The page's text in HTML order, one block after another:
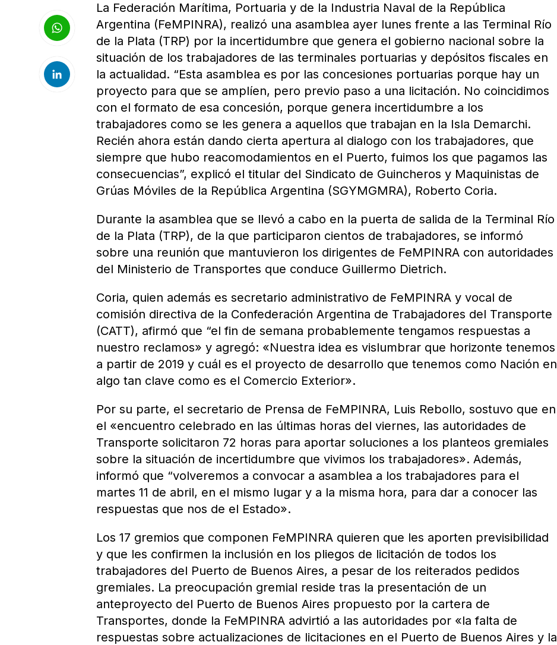
La Federación Marítima, Portuaria y de la Industria Naval de la República
Argentina (FeMPINRA), realizó una asamblea ayer lunes frente a las Terminal Río
de la Plata (TRP) por la incertidumbre que genera el gobierno nacional sobre la
situación de los trabajadores de las terminales portuarias y depósitos fiscales en
la actualidad. “Esta asamblea es por las concesiones portuarias porque hay un
proyecto para que se amplíen, pero previo paso a una licitación. No coincidimos
con el formato de esa concesión, porque genera incertidumbre a los
trabajadores como se les genera a aquellos que trabajan en la Isla Demarchi.
Recién ahora están dando cierta apertura al dialogo con los trabajadores, que
siempre que hubo reacomodamientos en el Puerto, fuimos los que pagamos las
consecuencias”, explicó el titular del Sindicato de Guincheros y Maquinistas de
Grúas Móviles de la República Argentina (SGYMGMRA), Roberto Coria.
Durante la asamblea que se llevó a cabo en la puerta de salida de la Terminal Río
de la Plata (TRP), de la que participaron cientos de trabajadores, se informó
sobre una reunión que mantuvieron los dirigentes de FeMPINRA con autoridades
del Ministerio de Transportes que conduce Guillermo Dietrich.
Coria, quien además es secretario administrativo de FeMPINRA y vocal de
comisión directiva de la Confederación Argentina de Trabajadores del Transporte
(CATT), afirmó que “el fin de semana probablemente tengamos respuestas a
nuestro reclamos» y agregó: «Nuestra idea es vislumbrar que horizonte tenemos
a partir de 2019 y cuál es el proyecto de desarrollo que tenemos como Nación en
algo tan clave como es el Comercio Exterior».
Por su parte, el secretario de Prensa de FeMPINRA, Luis Rebollo, sostuvo que en
el «encuentro celebrado en las últimas horas del viernes, las autoridades de
Transporte solicitaron 72 horas para aportar soluciones a los planteos gremiales
sobre la situación de incertidumbre que vivimos los trabajadores». Además,
informó que “volveremos a convocar a asamblea a los trabajadores para el
martes 11 de abril, en el mismo lugar y a la misma hora, para dar a conocer las
respuestas que nos de el Estado».
Los 17 gremios que componen FeMPINRA quieren que les aporten previsibilidad
y que les confirmen la inclusión en los pliegos de licitación de todos los
trabajadores del Puerto de Buenos Aires, a pesar de los reiterados pedidos
gremiales. La preocupación gremial reside tras la presentación de un
anteproyecto del Puerto de Buenos Aires propuesto por la cartera de
Transportes, donde la FeMPINRA advirtió a las autoridades por «la falta de
respuestas sobre actualizaciones de licitaciones en el Puerto de Buenos Aires y la